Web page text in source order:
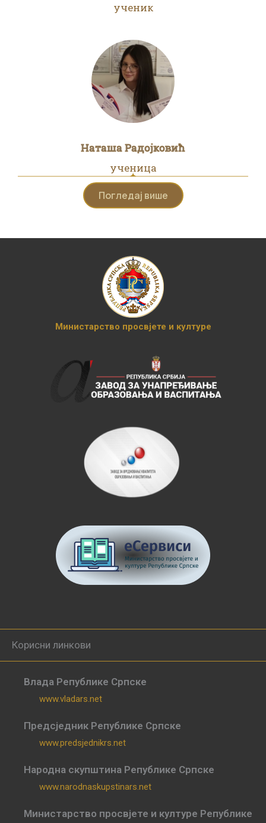
ученик
Наташа Радојковић
ученица
Погледај више
Министарство просвјете и културе
Корисни линкови
Влада Републике Српске
www.vladars.net
Предсједник Републике Српске
www.predsjednikrs.net
Народна скупштина Републике Српске
www.narodnaskupstinars.net
Министарство просвјете и културе Републике